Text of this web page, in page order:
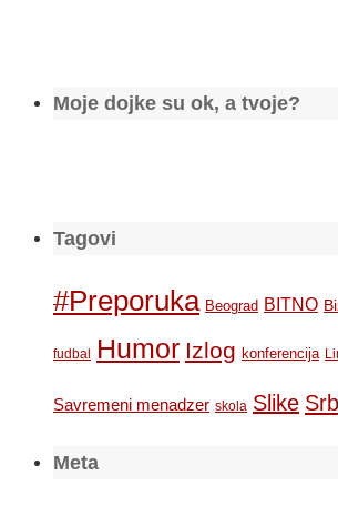
Moje dojke su ok, a tvoje?
Tagovi
#Preporuka Beograd BITNO
fudbal Humor Izlog konferencija
Savremeni menadzer skola Slike
Meta